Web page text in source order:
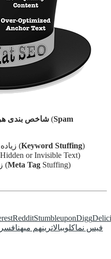
شاخص بندی (Spam
• (Keyword Stuffing)
or Invisible Text)
(Meta Tag Stuffing)
RedditStumbleuponDigg
فیس نماکلوببالاترینهم میهن